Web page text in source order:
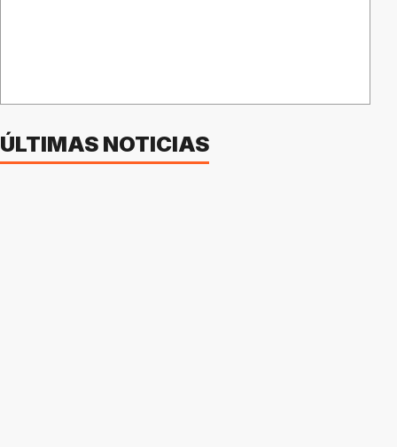
ÚLTIMAS NOTICIAS